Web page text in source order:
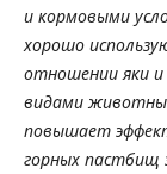
и кормовыми
хорошо
отношении яки и
видами
повышает
горных пастбищ